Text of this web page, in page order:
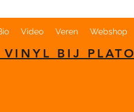
Video Veren Webshop
BIJ PLATO